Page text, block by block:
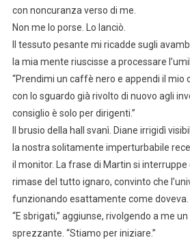
con noncuranza verso di me.
Non me lo porse. Lo lanciò.
Il tessuto pesante mi ricadde sugli
la mia mente riuscisse a processare
“Prendimi un caffè nero e appendi il mio
con lo sguardo già rivolto di nuovo agli
consiglio è solo per dirigenti.”
Il brusio della hall svanì. Diane irrigidì
la nostra solitamente imperturbabile
il monitor. La frase di Martin si interruppe
rimase del tutto ignaro, convinto che
funzionando esattamente come doveva.
“E sbrigati,” aggiunse, rivolgendo a me
sprezzante. “Stiamo per iniziare.”